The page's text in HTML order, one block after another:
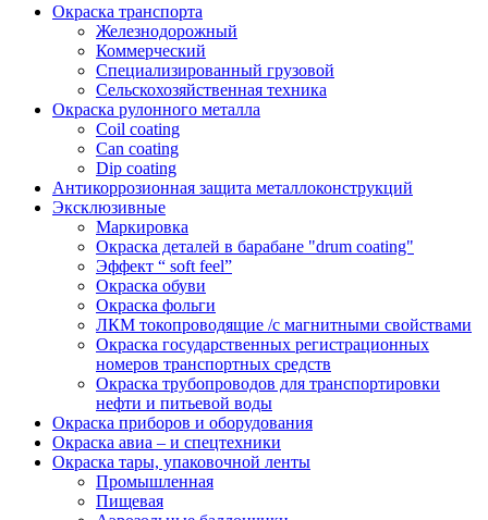
Окраска транспорта
Железнодорожный
Коммерческий
Специализированный грузовой
Сельскохозяйственная техника
Окраска рулонного металла
Coil coating
Can coating
Dip coating
Антикоррозионная защита металлоконструкций
Эксклюзивные
Маркировка
Окраска деталей в барабане "drum coating"
Эффект “ soft feel”
Окраска обуви
Окраска фольги
ЛКМ токопроводящие /с магнитными свойствами
Окраска государственных регистрационных
номеров транспортных средств
Окраска трубопроводов для транспортировки
нефти и питьевой воды
Окраска приборов и оборудования
Окраска авиа – и спецтехники
Окраска тары, упаковочной ленты
Промышленная
Пищевая